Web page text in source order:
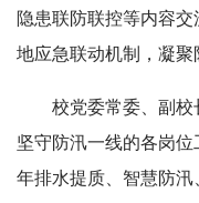
隐患联防联控等内容
地应急联动机制，凝聚
校党委常委、副校
坚守防汛一线的各岗
年排水提质、智慧防